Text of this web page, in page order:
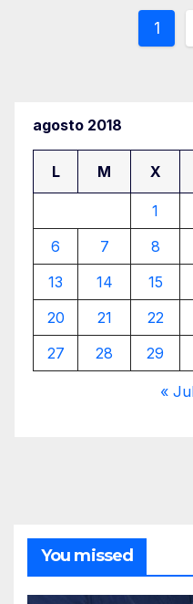
1
agosto 2018
L M X
1
6
7 8
13
14 15
20
21 22
27
28 29
«
You missed